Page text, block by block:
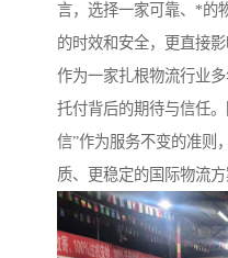
言，选择一家可靠、*的
的时效和安全，更直接
作为一家扎根物流行业
托付背后的期待与信任
信”作为服务不变的准则
质、更稳定的国际物流方